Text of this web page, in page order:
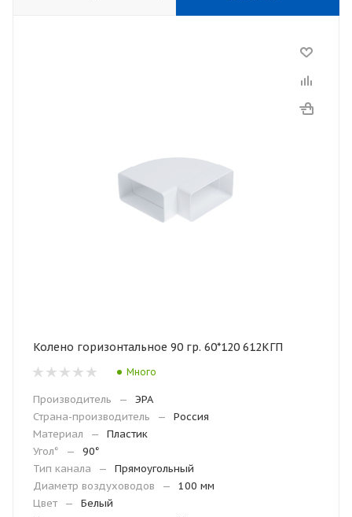
Колено горизонтальное 90 гр. 60*120 612КГП
Много
Производитель —
ЭРА
Страна-производитель
—
Россия
Материал
—
Пластик
Угол°
—
90°
Тип канала
—
Прямоугольный
Диаметр воздуховодов
—
100 мм
Цвет
—
Белый